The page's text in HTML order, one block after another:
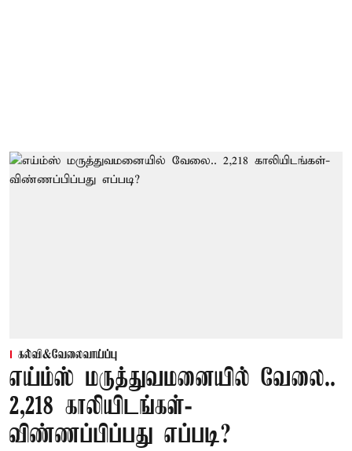
கல்வி&வேலைவாய்ப்பு
எய்ம்ஸ் மருத்துவமனையில் வேலை..
2,218 காலியிடங்கள்-
விண்ணப்பிப்பது எப்படி?